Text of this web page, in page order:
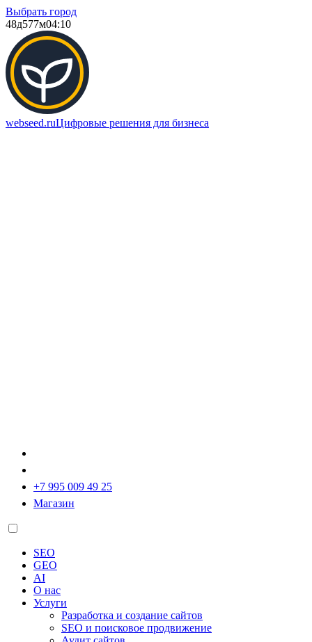
Выбрать город
48д577м04:10
webseed.ruЦифровые решения для бизнеса
+7 995 009 49 25
Магазин
SEO
GEO
AI
О нас
Услуги
Разработка и создание сайтов
SEO и поисковое продвижение